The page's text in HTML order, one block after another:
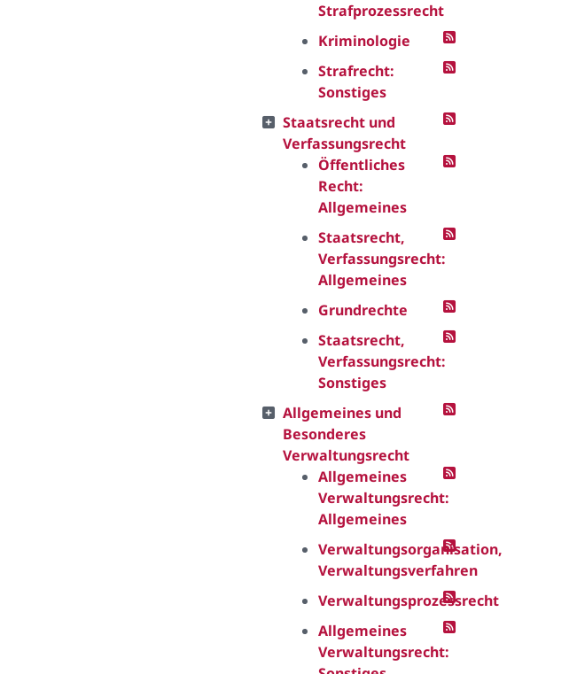
Strafprozessrecht
Kriminologie
Strafrecht:
Sonstiges
Staatsrecht und
Verfassungsrecht
Öffentliches
Recht:
Allgemeines
Staatsrecht,
Verfassungsrecht:
Allgemeines
Grundrechte
Staatsrecht,
Verfassungsrecht:
Sonstiges
Allgemeines und
Besonderes
Verwaltungsrecht
Allgemeines
Verwaltungsrecht:
Allgemeines
Verwaltungsorganisation,
Verwaltungsverfahren
Verwaltungsprozessrecht
Allgemeines
Verwaltungsrecht: